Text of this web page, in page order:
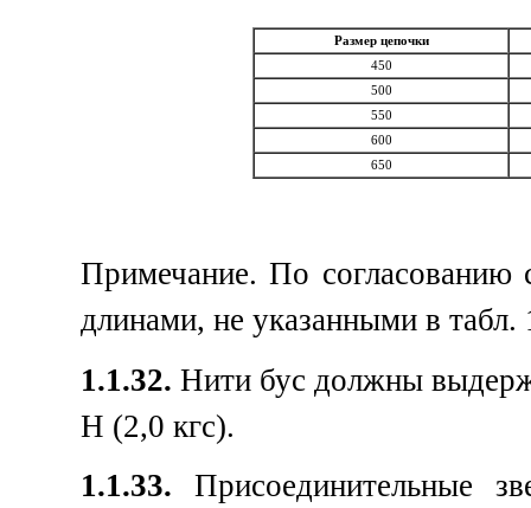
Размер цепочки
450
500
550
600
650
Примечание. По согласованию
длинами, не указанными в табл.
1.1.32. Нити бус должны
Н (2,0 кгс).
1.1.33. Присоединительные